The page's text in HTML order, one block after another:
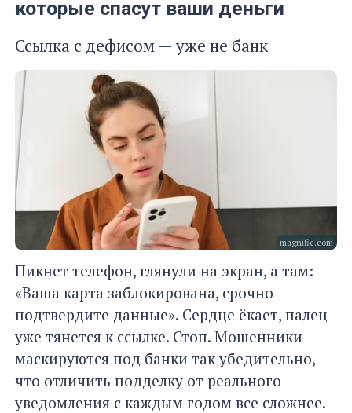
которые спасут ваши деньги
Ссылка с дефисом — уже не банк
magnific.com
Пикнет телефон, глянули на экран, а там:
«Ваша карта заблокирована, срочно
подтвердите данные». Сердце ёкает, палец
уже тянется к ссылке. Стоп. Мошенники
маскируются под банки так убедительно,
что отличить подделку от реального
уведомления с каждым годом все сложнее.